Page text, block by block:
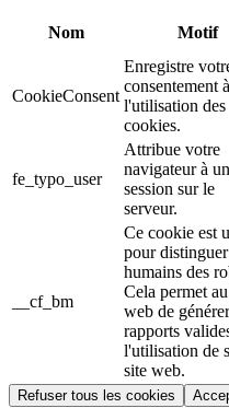
Nom Motif
CookieConsent
Enregistre
consentement à
l'utilisation des
cookies.
fe_typo_user
Attribue votre
navigateur à
session sur le
serveur.
__cf_bm
Ce cookie est
pour
humains des
Cela permet
web de
rapports
l'utilisation de
site web.
Refuser tous les cookies